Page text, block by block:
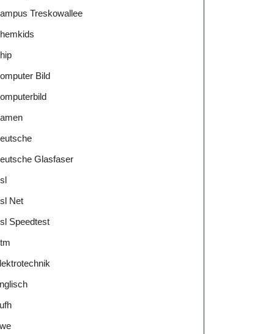
Treskowallee
Bild
Glasfaser
Net
Speedtest